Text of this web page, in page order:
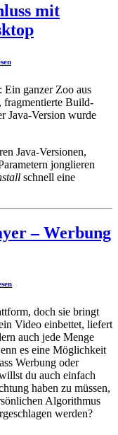
mit
Ein ganzer Zoo aus
fragmentierte Build-
Java-Version wurde
Java-Versionen,
jonglieren
schnell eine
– Werbung
doch sie bringt
Video einbettet, liefert
auch jede Menge
es eine Möglichkeit
Werbung oder
du auch einfach
haben zu müssen,
Algorithmus
werden?